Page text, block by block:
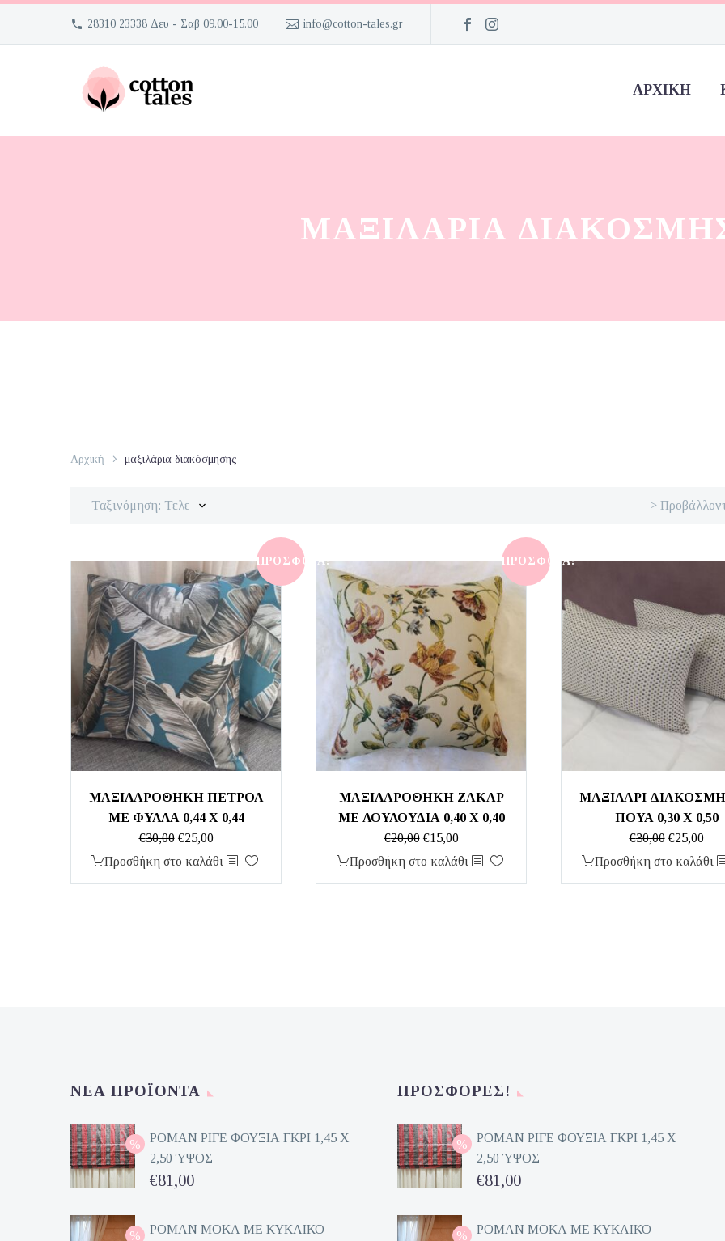
28310 23338 Δευ - Σαβ 09.00-15.00 info@cotton-tales.gr
ΑΡΧΙΚΉ
ΜΑΞΙΛΆΡΙΑ
Αρχική μαξιλάρια διακόσμησης
Ταξινόμηση: Τελευταία >
ΠΡΟΣΦΟΡΆ!
MΑΞΙΛΑΡΟΘΗΚΗ ΠΕΤΡΟΛ
ΜΕ ΦΥΛΛΑ 0,44 Χ 0,44
€30,00 Original
price
€25,00Η
τρέχουσα
Προσθήκη στο καλάθι
ΠΡΟΣΦΟΡΆ!
ΜΑΞΙΛΑΡΟΘΗΚΗ ΖΑΚΑΡ
ΜΕ ΛΟΥΛΟΥΔΙΑ 0,40 Χ 0,40
€20,00 Original
price
€15,00Η
τρέχουσα
Προσθήκη στο καλάθι
ΜΑΞΙΛΑΡΙ
ΠΟΥΑ 0,30 Χ 0,50
€30,00 Original
price
€25,00Η
Προσθήκη στο καλάθι
ΝΈΑ ΠΡΟΪΌΝΤΑ
ΡΟΜΑΝ ΡΙΓΕ ΦΟΥΞΙΑ ΓΚΡΙ 1,45 Χ
2,50 ΎΨΟΣ
Original
was:
€81,00
τρέχουσα
ΡΟΜΑΝ ΜΟΚΑ ΜΕ ΚΥΚΛΙΚΟ
ΠΡΟΣΦΟΡΈΣ!
ΡΟΜΑΝ ΡΙΓΕ ΦΟΥΞΙΑ ΓΚΡΙ 1,45 Χ
2,50 ΎΨΟΣ
Original
was:
€81,00
τρέχουσα
ΡΟΜΑΝ ΜΟΚΑ ΜΕ ΚΥΚΛΙΚΟ